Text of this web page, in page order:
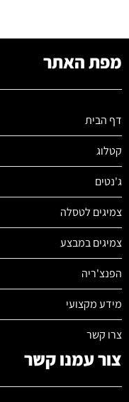
מפת האתר
דף הבית
קטלוג
ג'נטים
צמיגים לטסלה
צמיגים במבצע
הפנצ'ריה
מידע מקצועי
צרו קשר
צור עמנו קשר